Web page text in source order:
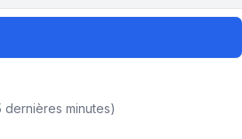
dernières minutes)